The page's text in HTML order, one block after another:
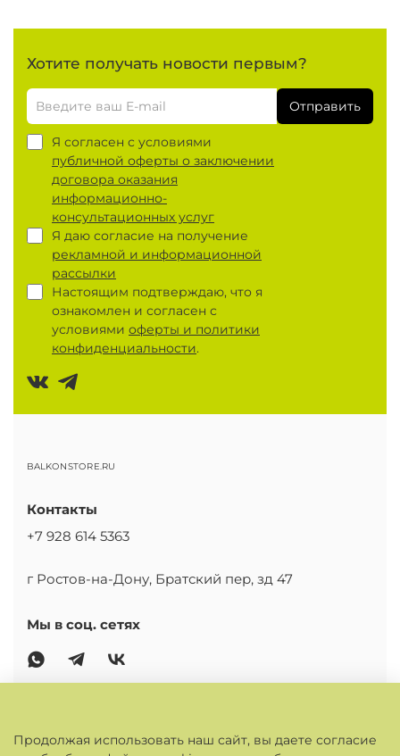
Хотите получать новости первым?
Отправить
Я согласен с условиями
публичной оферты о заключении
договора оказания
информационно-
консультационных услуг
Я даю согласие на получение
рекламной и информационной
рассылки
Настоящим подтверждаю, что я
ознакомлен и согласен с
условиями оферты и политики
конфиденциальности.
BALKONSTORE.RU
Контакты
+7 928 614 5363
г Ростов-на-Дону, Братский пер, зд 47
Мы в соц. сетях
Продолжая использовать наш сайт, вы даете согласие